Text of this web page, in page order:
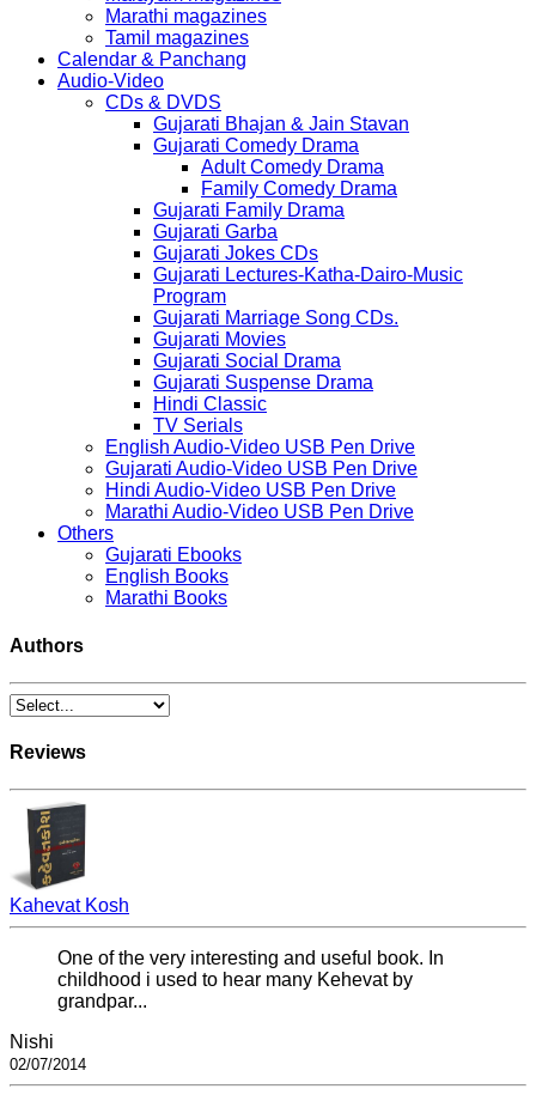
Marathi magazines
Tamil magazines
Calendar & Panchang
Audio-Video
CDs & DVDS
Gujarati Bhajan & Jain Stavan
Gujarati Comedy Drama
Adult Comedy Drama
Family Comedy Drama
Gujarati Family Drama
Gujarati Garba
Gujarati Jokes CDs
Gujarati Lectures-Katha-Dairo-Music
Program
Gujarati Marriage Song CDs.
Gujarati Movies
Gujarati Social Drama
Gujarati Suspense Drama
Hindi Classic
TV Serials
English Audio-Video USB Pen Drive
Gujarati Audio-Video USB Pen Drive
Hindi Audio-Video USB Pen Drive
Marathi Audio-Video USB Pen Drive
Others
Gujarati Ebooks
English Books
Marathi Books
Authors
Reviews
Kahevat Kosh
One of the very interesting and useful book. In
childhood i used to hear many Kehevat by
grandpar...
Nishi
02/07/2014